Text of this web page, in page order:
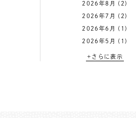
2026年8月 (2)
2026年7月 (2)
2026年6月 (1)
2026年5月 (1)
+さらに表示